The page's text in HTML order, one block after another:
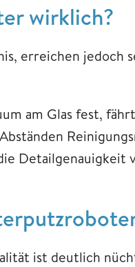
wirklich?
erreichen jedoch
am Glas fest,
Detailgenauigkeit
ist deutlich